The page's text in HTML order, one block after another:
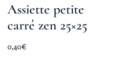
Assiette petite
carré zen 25×25
0,40€